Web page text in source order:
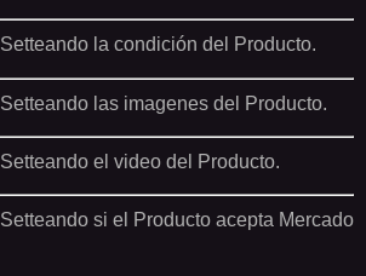
Setteando la condición del Producto.
Setteando las imagenes del Producto.
Setteando el video del Producto.
Setteando si el Producto acepta Mercado